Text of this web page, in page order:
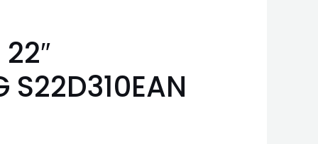
S22D310EAN